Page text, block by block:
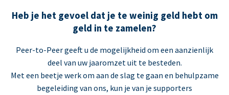
Heb je het gevoel dat je te weinig geld hebt om
geld in te zamelen?
Peer-to-Peer geeft u de mogelijkheid om een aanzienlijk
deel van uw jaaromzet uit te besteden.
Met een beetje werk om aan de slag te gaan en behulpzame
begeleiding van ons, kun je van je supporters